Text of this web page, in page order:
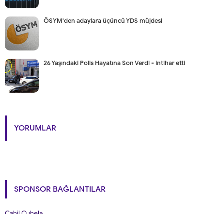
ÖSYM'den adaylara üçüncü YDS müjdesi
26 Yaşındaki Polis Hayatına Son Verdi - intihar etti
YORUMLAR
SPONSOR BAĞLANTILAR